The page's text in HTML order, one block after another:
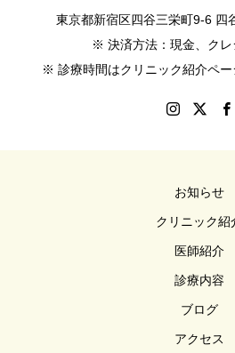
東京都新宿区四谷三栄町9-6 四
※ 決済方法：現金、クレ
※ 診療時間はクリニック紹介ペー
お知らせ
クリニック紹
医師紹介
診療内容
ブログ
アクセス